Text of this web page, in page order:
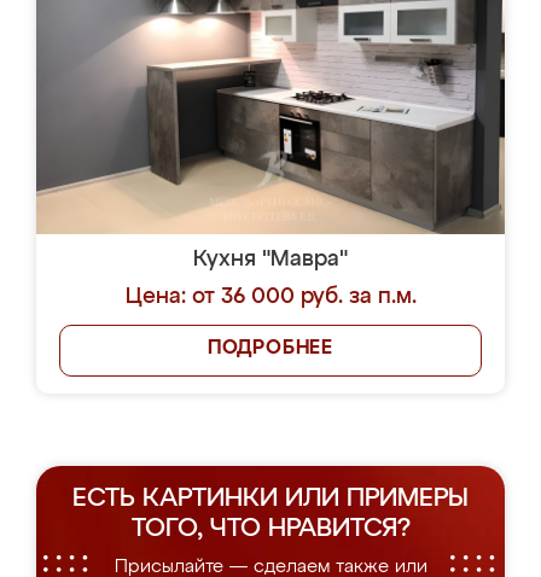
Кухня "Мавра"
Цена: от 36 000 руб. за п.м.
ПОДРОБНЕЕ
ЕСТЬ КАРТИНКИ ИЛИ ПРИМЕРЫ
ТОГО, ЧТО НРАВИТСЯ?
Присылайте — сделаем также или